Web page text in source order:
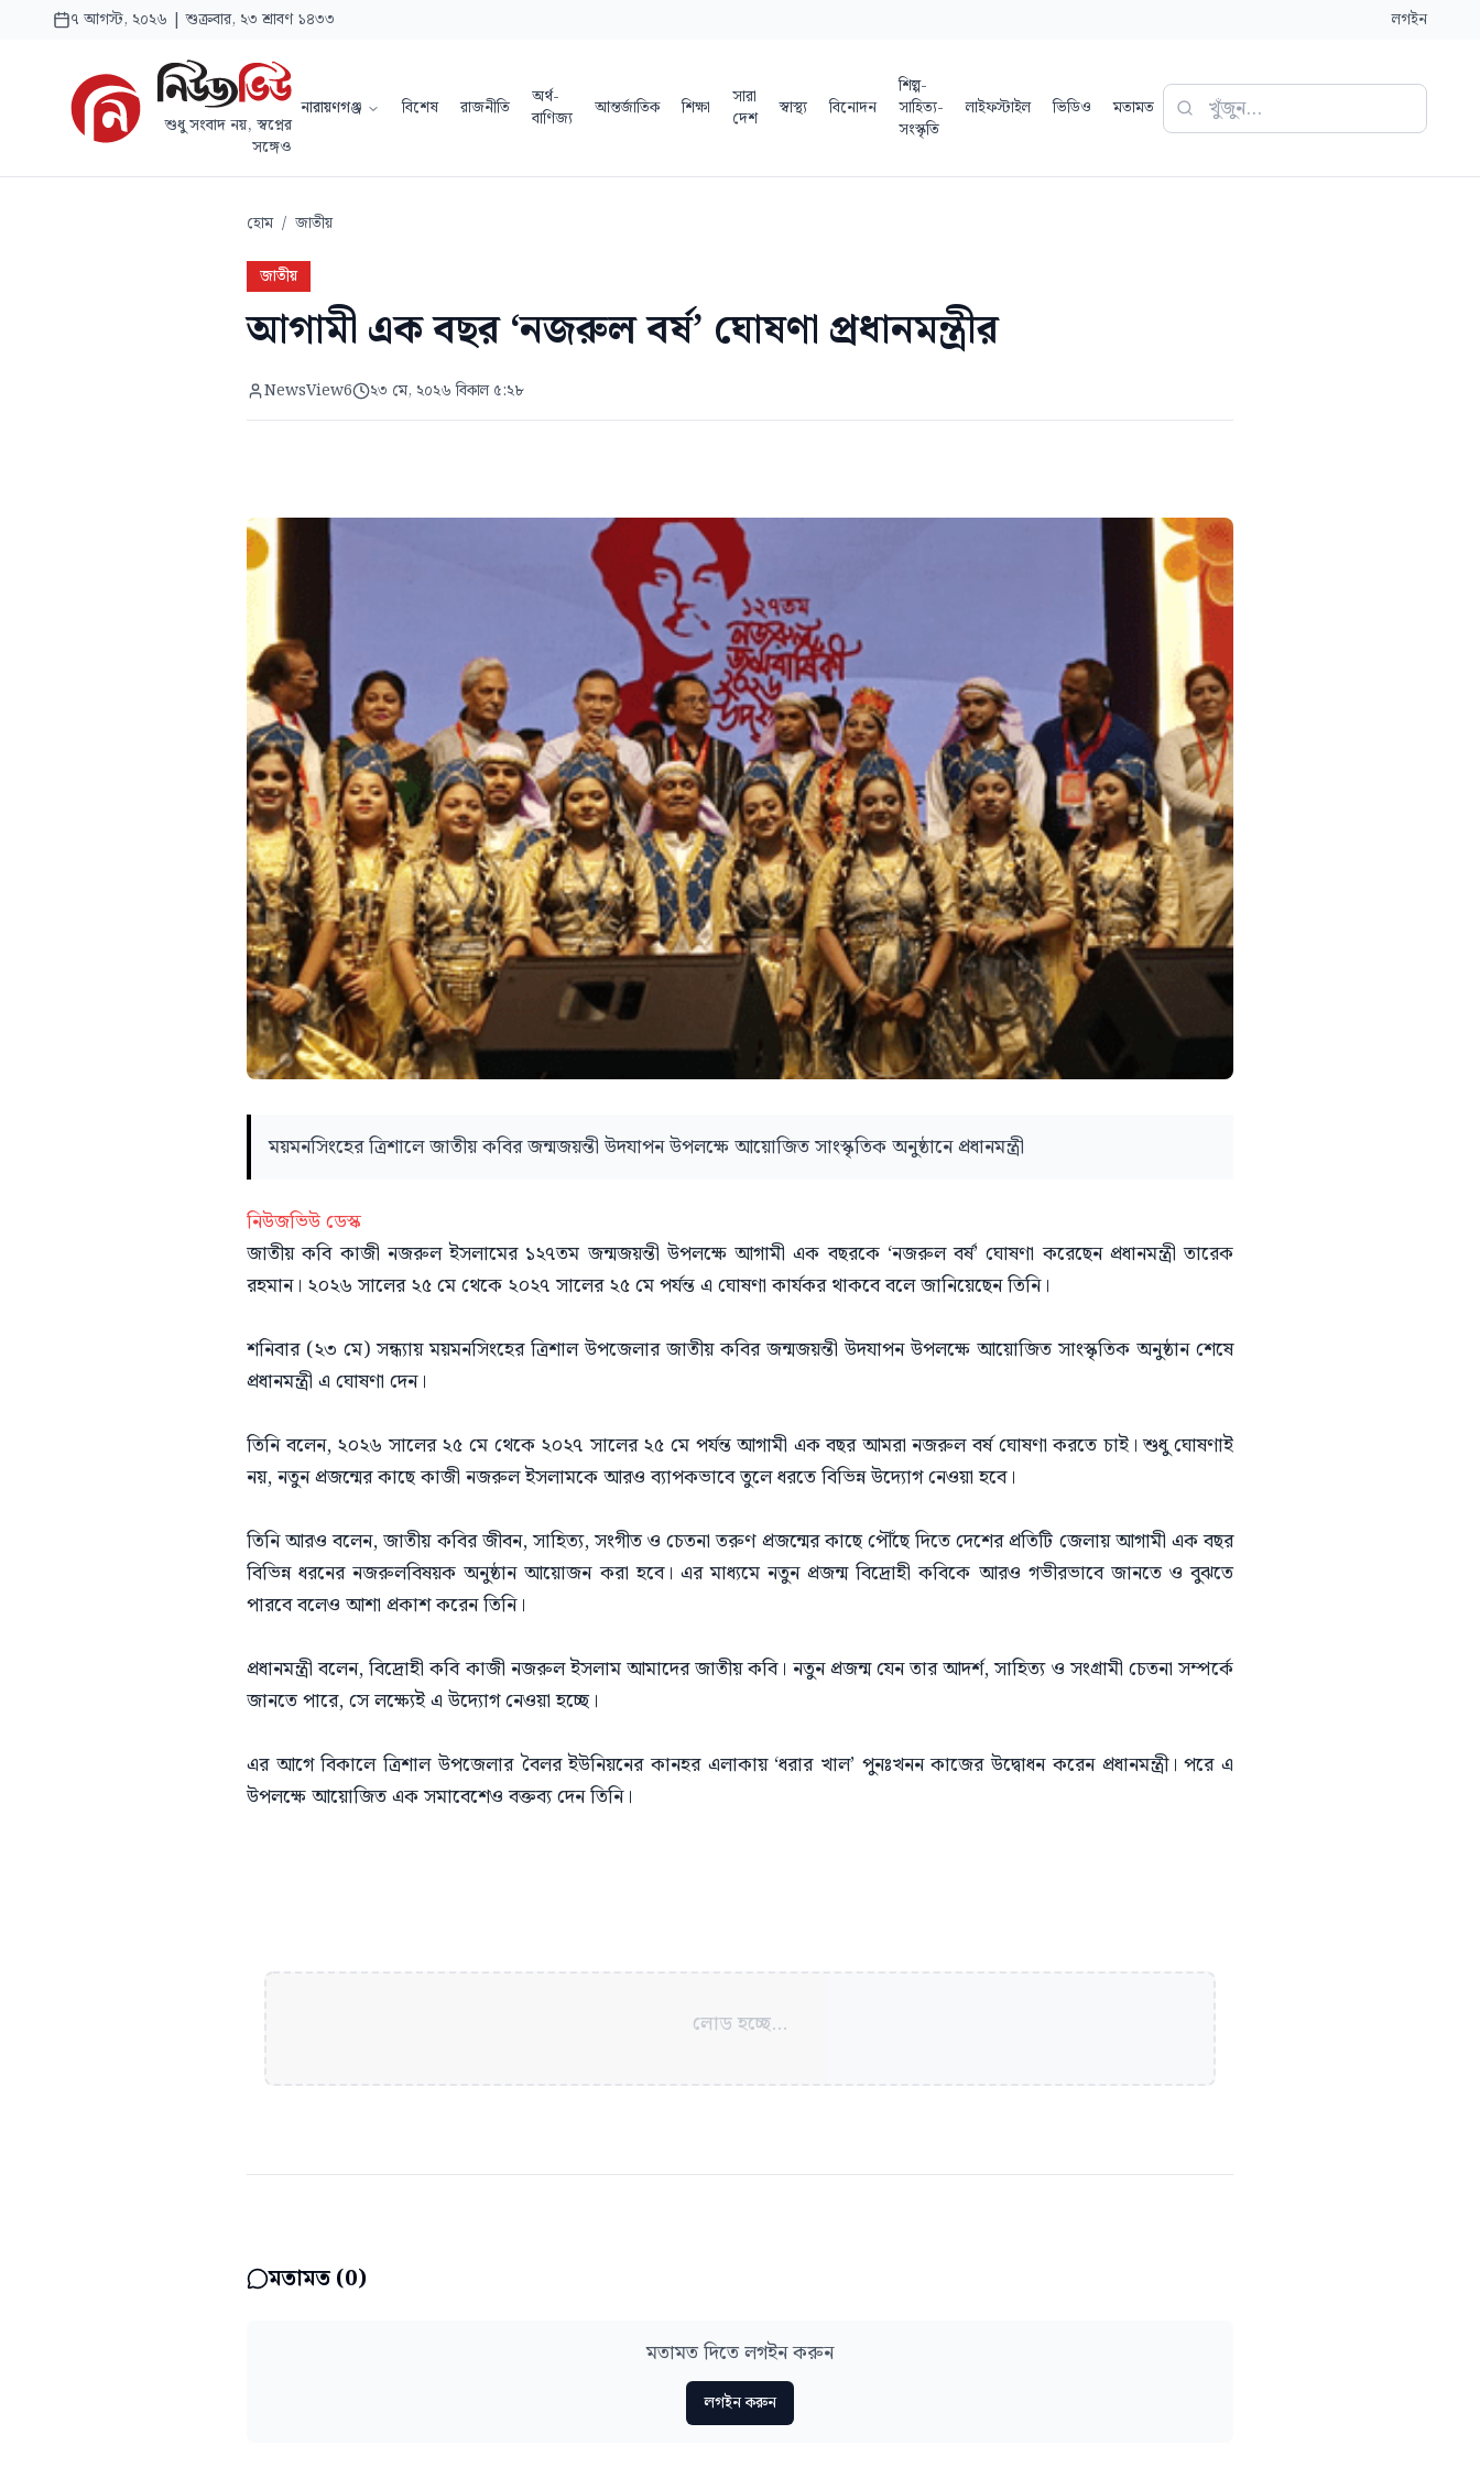
৭ আগস্ট, ২০২৬ | শুক্রবার, ২৩ শ্রাবণ ১৪৩৩ লগইন
শুধু সংবাদ নয়, স্বপ্নের
সঙ্গেও
নারায়ণগঞ্জ বিশেষ রাজনীতি
অর্থ-
বাণিজ্য
আন্তর্জাতিক শিক্ষা
সারা
দেশ
স্বাস্থ্য বিনোদন
শিল্প-
সাহিত্য-
সংস্কৃতি
লাইফস্টাইল ভিডিও মতামত
হোম / জাতীয়
জাতীয়
আগামী এক বছর ‘নজরুল বর্ষ’ ঘোষণা প্রধানমন্ত্রীর
NewsView6 ২৩ মে, ২০২৬ বিকাল ৫:২৮
ময়মনসিংহের ত্রিশালে জাতীয় কবির জন্মজয়ন্তী উদযাপন উপলক্ষে আয়োজিত সাংস্কৃতিক অনুষ্ঠানে প্রধানমন্ত্রী
নিউজভিউ ডেস্ক
জাতীয় কবি কাজী নজরুল ইসলামের ১২৭তম জন্মজয়ন্তী উপলক্ষে আগামী এক বছরকে ‘নজরুল বর্ষ’ ঘোষণা করেছেন প্রধানমন্ত্রী তারেক
রহমান। ২০২৬ সালের ২৫ মে থেকে ২০২৭ সালের ২৫ মে পর্যন্ত এ ঘোষণা কার্যকর থাকবে বলে জানিয়েছেন তিনি।
শনিবার (২৩ মে) সন্ধ্যায় ময়মনসিংহের ত্রিশাল উপজেলার জাতীয় কবির জন্মজয়ন্তী উদযাপন উপলক্ষে আয়োজিত সাংস্কৃতিক অনুষ্ঠান শেষে
প্রধানমন্ত্রী এ ঘোষণা দেন।
তিনি বলেন, ২০২৬ সালের ২৫ মে থেকে ২০২৭ সালের ২৫ মে পর্যন্ত আগামী এক বছর আমরা নজরুল বর্ষ ঘোষণা করতে চাই। শুধু ঘোষণাই
নয়, নতুন প্রজন্মের কাছে কাজী নজরুল ইসলামকে আরও ব্যাপকভাবে তুলে ধরতে বিভিন্ন উদ্যোগ নেওয়া হবে।
তিনি আরও বলেন, জাতীয় কবির জীবন, সাহিত্য, সংগীত ও চেতনা তরুণ প্রজন্মের কাছে পৌঁছে দিতে দেশের প্রতিটি জেলায় আগামী এক বছর
বিভিন্ন ধরনের নজরুলবিষয়ক অনুষ্ঠান আয়োজন করা হবে। এর মাধ্যমে নতুন প্রজন্ম বিদ্রোহী কবিকে আরও গভীরভাবে জানতে ও বুঝতে
পারবে বলেও আশা প্রকাশ করেন তিনি।
প্রধানমন্ত্রী বলেন, বিদ্রোহী কবি কাজী নজরুল ইসলাম আমাদের জাতীয় কবি। নতুন প্রজন্ম যেন তার আদর্শ, সাহিত্য ও সংগ্রামী চেতনা সম্পর্কে
জানতে পারে, সে লক্ষ্যেই এ উদ্যোগ নেওয়া হচ্ছে।
এর আগে বিকালে ত্রিশাল উপজেলার বৈলর ইউনিয়নের কানহর এলাকায় ‘ধরার খাল’ পুনঃখনন কাজের উদ্বোধন করেন প্রধানমন্ত্রী। পরে এ
উপলক্ষে আয়োজিত এক সমাবেশেও বক্তব্য দেন তিনি।
লোড হচ্ছে...
মতামত (0)
মতামত দিতে লগইন করুন
লগইন করুন